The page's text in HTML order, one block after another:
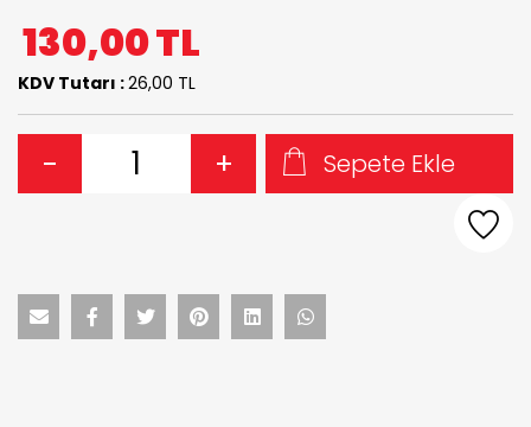
130,00TL
KDV Tutarı :26,00 TL
- + Sepete Ekle